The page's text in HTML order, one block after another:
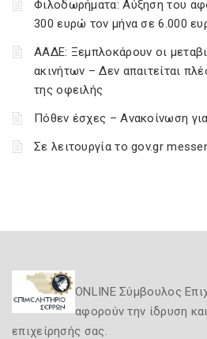
Φιλοδωρήματα: Αύξηση του
300 ευρώ τον μήνα σε 6.000
ΑΑΔΕ: Ξεμπλοκάρουν οι
ακινήτων – Δεν απαιτείται
της οφειλής
Πόθεν έσχες – Ανακοίνωση
Σε λειτουργία το gov.gr
ONLINE Σύμβουλος
αφορούν την ίδρυση
επιχείρησής σας.